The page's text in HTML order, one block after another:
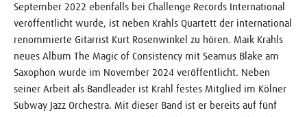
September 2022 ebenfalls bei Challenge Records International
veröffentlicht wurde, ist neben Krahls Quartett der international
renommierte Gitarrist Kurt Rosenwinkel zu hören. Maik Krahls
neues Album The Magic of Consistency mit Seamus Blake am
Saxophon wurde im November 2024 veröffentlicht. Neben
seiner Arbeit als Bandleader ist Krahl festes Mitglied im Kölner
Subway Jazz Orchestra. Mit dieser Band ist er bereits auf fünf